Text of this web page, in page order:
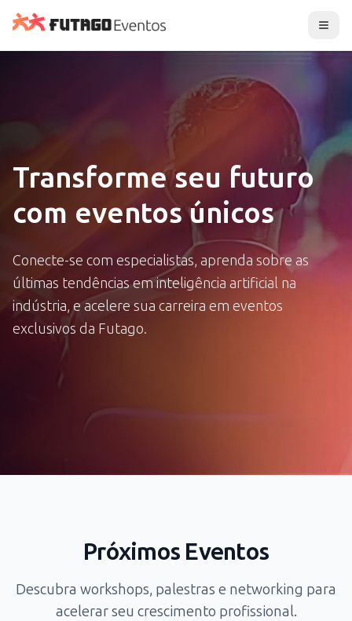
Transforme seu futuro
com eventos únicos
Conecte-se com especialistas, aprenda sobre as
últimas tendências em inteligência artificial na
indústria, e acelere sua carreira em eventos
exclusivos da Futago.
Próximos Eventos
Descubra workshops, palestras e networking para
acelerar seu crescimento profissional.